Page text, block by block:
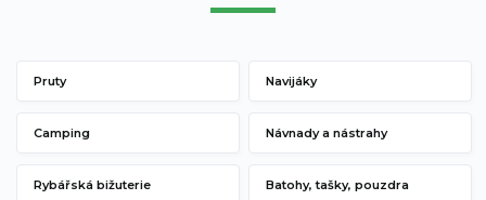
Pruty Navijáky
Camping Návnady a nástrahy
Rybářská bižuterie Batohy, tašky, pouzdra